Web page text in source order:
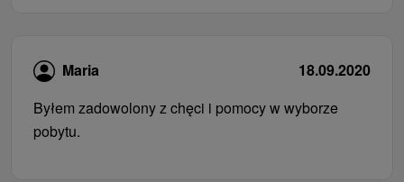
Maria
18.09.2020
Byłem zadowolony z chęci i pomocy w wyborze
pobytu.